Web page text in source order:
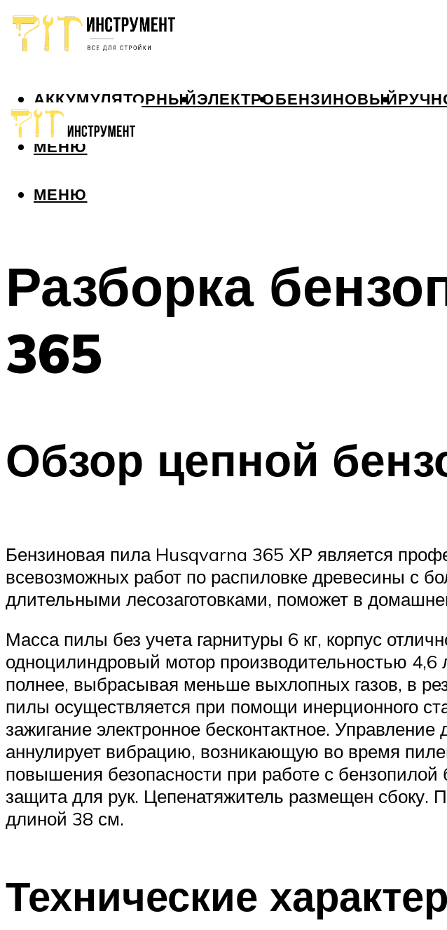
АККУМУЛЯТОРНЫЙЭЛЕКТРОБЕНЗИНОВЫЙ
МЕНЮ
МЕНЮ
Разборка
365
Обзор цепной
Бензиновая пила Husqvarna 365 ХР является
всевозможных работ по распиловке древесины с
длительными лесозаготовками, поможет в
Масса пилы без учета гарнитуры 6 кг, корпус
одноцилиндровый мотор производительностью 4,6
полнее, выбрасывая меньше выхлопных газов, в
пилы осуществляется при помощи инерционного
зажигание электронное бесконтактное.
аннулирует вибрацию, возникающую во время
повышения безопасности при работе с
защита для рук. Цепенатяжитель размещен сбоку.
длиной 38 см.
Технические